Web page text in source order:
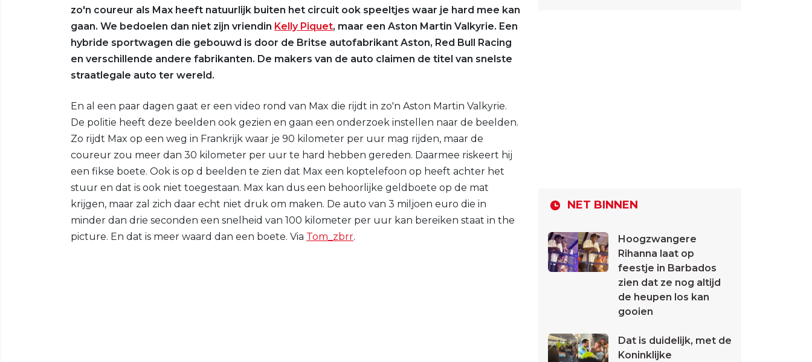
zo'n coureur als Max heeft natuurlijk buiten het circuit ook speeltjes waar je hard mee kan
gaan. We bedoelen dan niet zijn vriendin Kelly Piquet, maar een Aston Martin Valkyrie. Een
hybride sportwagen die gebouwd is door de Britse autofabrikant Aston, Red Bull Racing
en verschillende andere fabrikanten. De makers van de auto claimen de titel van snelste
straatlegale auto ter wereld.
En al een paar dagen gaat er een video rond van Max die rijdt in zo'n Aston Martin Valkyrie.
De politie heeft deze beelden ook gezien en gaan een onderzoek instellen naar de beelden.
Zo rijdt Max op een weg in Frankrijk waar je 90 kilometer per uur mag rijden, maar de
coureur zou meer dan 30 kilometer per uur te hard hebben gereden. Daarmee riskeert hij
een fikse boete. Ook is op d beelden te zien dat Max een koptelefoon op heeft achter het
stuur en dat is ook niet toegestaan. Max kan dus een behoorlijke geldboete op de mat
krijgen, maar zal zich daar echt niet druk om maken. De auto van 3 miljoen euro die in
minder dan drie seconden een snelheid van 100 kilometer per uur kan bereiken staat in the
picture. En dat is meer waard dan een boete. Via Tom_zbrr.
NET BINNEN
Hoogzwangere
Rihanna laat op
feestje in Barbados
zien dat ze nog altijd
de heupen los kan
gooien
Dat is duidelijk, met de
Koninklijke